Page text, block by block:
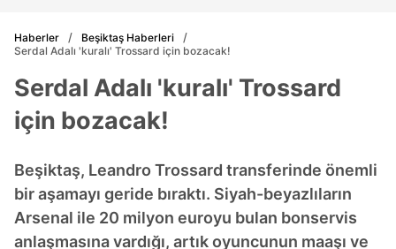
Haberler
Beşiktaş Haberleri
Serdal Adalı 'kuralı' Trossard için bozacak!
Serdal Adalı 'kuralı' Trossard
için bozacak!
Beşiktaş, Leandro Trossard transferinde önemli
bir aşamayı geride bıraktı. Siyah-beyazlıların
Arsenal ile 20 milyon euroyu bulan bonservis
anlaşmasına vardığı, artık oyuncunun maaşı ve